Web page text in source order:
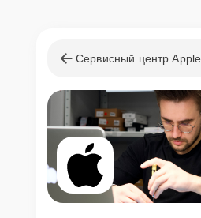
Сервисный центр Apple